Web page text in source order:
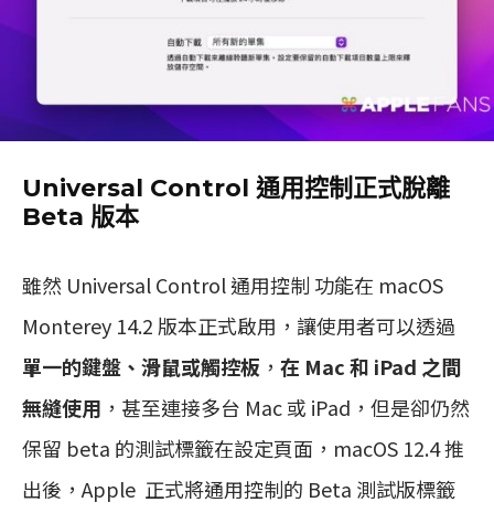
Universal Control 通用控制正式脫離
Beta 版本
雖然 Universal Control 通用控制 功能在 macOS
Monterey 14.2 版本正式啟用，讓使用者可以透過
單一的鍵盤、滑鼠或觸控板 ， 在 Mac 和 iPad 之間
無縫使用 ，甚至連接多台 Mac 或 iPad，但是卻仍然
保留 beta 的測試標籤在設定頁面，macOS 12.4 推
出後，Apple 正式將通用控制的 Beta 測試版標籤